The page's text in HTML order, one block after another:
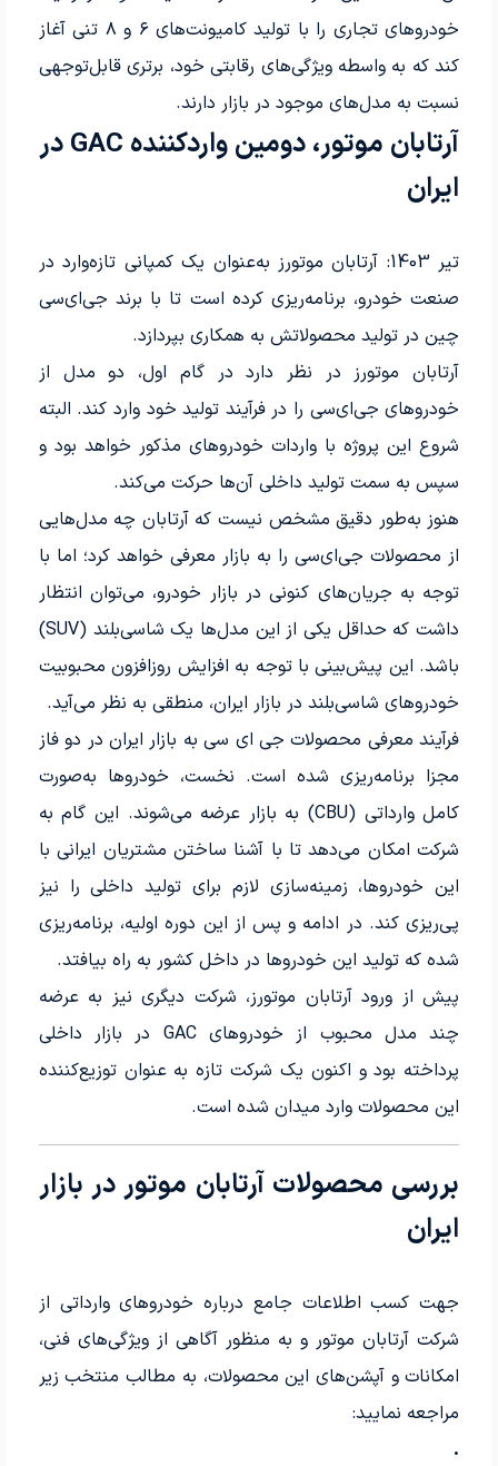
خودروهای تجاری را با تولید کامیونت‌های ۶ و ۸ تنی آغاز
کند که به واسطه ویژگی‌های رقابتی خود، برتری قابل‌توجهی
نسبت به مدل‌های موجود در بازار دارند.
آرتابان موتور، دومین واردکننده GAC در
ایران
تیر 1403: آرتابان موتورز به‌عنوان یک کمپانی تازه‌وارد در
صنعت خودرو، برنامه‌ریزی کرده است تا با برند جی‌ای‌سی
چین در تولید محصولاتش به همکاری بپردازد.
آرتابان موتورز در نظر دارد در گام اول، دو مدل از
خودروهای جی‌ای‌سی را در فرآیند تولید خود وارد کند. البته
شروع این پروژه با واردات خودروهای مذکور خواهد بود و
سپس به سمت تولید داخلی آن‌ها حرکت می‌کند.
هنوز به‌طور دقیق مشخص نیست که آرتابان چه مدل‌هایی
از محصولات جی‌ای‌سی را به بازار معرفی خواهد کرد؛ اما با
توجه به جریان‌های کنونی در بازار خودرو، می‌توان انتظار
داشت که حداقل یکی از این مدل‌ها یک شاسی‌بلند (SUV)
باشد. این پیش‌بینی با توجه به افزایش روزافزون محبوبیت
خودروهای شاسی‌بلند در بازار ایران، منطقی به نظر می‌آید.
فرآیند معرفی محصولات جی ای سی به بازار ایران در دو فاز
مجزا برنامه‌ریزی شده است. نخست، خودروها به‌صورت
کامل وارداتی (CBU) به بازار عرضه می‌شوند. این گام به
شرکت امکان می‌دهد تا با آشنا ساختن مشتریان ایرانی با
این خودروها، زمینه‌سازی لازم برای تولید داخلی را نیز
پی‌ریزی کند. در ادامه و پس از این دوره اولیه، برنامه‌ریزی
شده که تولید این خودروها در داخل کشور به راه بیافتد.
پیش از ورود آرتابان موتورز، شرکت دیگری نیز به عرضه
چند مدل محبوب از خودروهای GAC در بازار داخلی
پرداخته بود و اکنون یک شرکت تازه به عنوان توزیع‌کننده
این محصولات وارد میدان شده است.
بررسی محصولات آرتابان موتور در بازار
ایران
جهت کسب اطلاعات جامع درباره خودروهای وارداتی از
شرکت آرتابان موتور و به منظور آگاهی از ویژگی‌های فنی،
امکانات و آپشن‌های این محصولات، به مطالب منتخب زیر
مراجعه نمایید:
.